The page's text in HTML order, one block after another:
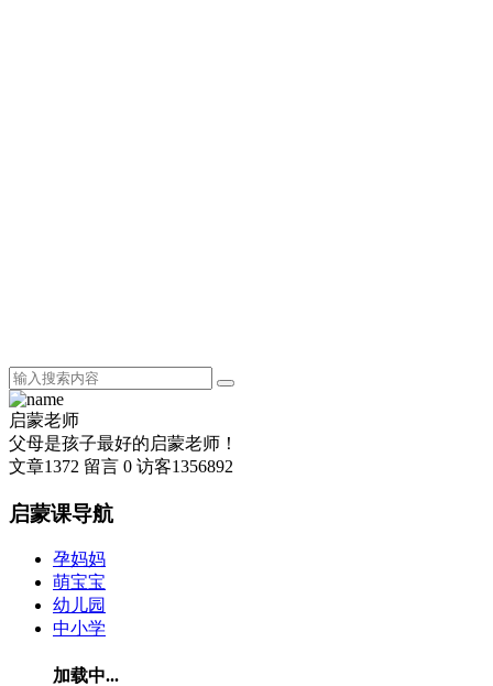
启蒙老师
父母是孩子最好的启蒙老师！
文章1372 留言 0 访客1356892
启蒙课导航
孕妈妈
萌宝宝
幼儿园
中小学
加载中...